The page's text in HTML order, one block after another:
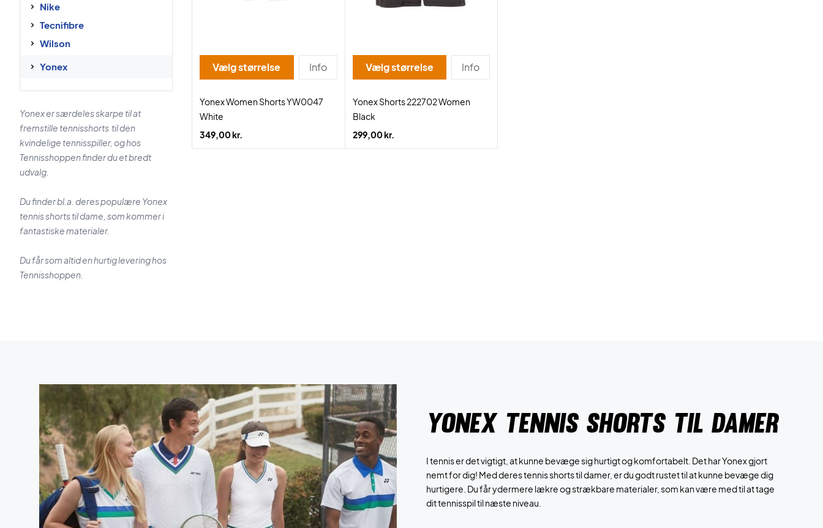
Nike
Tecnifibre
Wilson
Yonex
Yonex er særdeles skarpe til at
fremstille tennisshorts til den
kvindelige tennisspiller, og hos
Tennisshoppen finder du et bredt
udvalg.
Du finder bl.a. deres populære Yonex
tennis shorts til dame, som kommer i
fantastiske materialer.
Du får som altid en hurtig levering hos
Tennisshoppen.
Vælg størrelse Info
Yonex Women Shorts YW0047
White
349,00 kr.
Vælg størrelse Info
Yonex Shorts 222702 Women
Black
299,00 kr.
yonex tennis shorts til damer
I tennis er det vigtigt, at kunne bevæge sig hurtigt og komfortabelt. Det har Yonex gjort
nemt for dig! Med deres tennis shorts til damer, er du godt rustet til at kunne bevæge dig
hurtigere. Du får ydermere lækre og strækbare materialer, som kan være med til at tage
dit tennisspil til næste niveau.